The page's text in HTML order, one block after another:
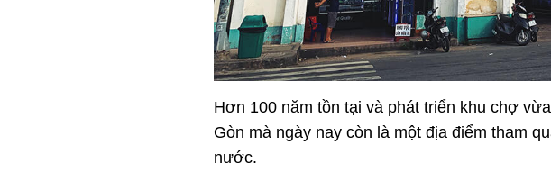
Hơn 100 năm tồn tại và phát triển khu chợ
Gòn mà ngày nay còn là một địa điểm tham
nước.